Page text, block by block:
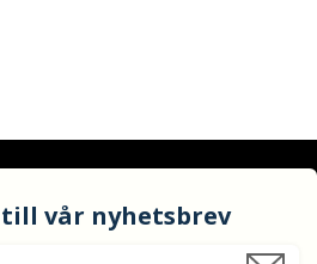
vår nyhetsbrev